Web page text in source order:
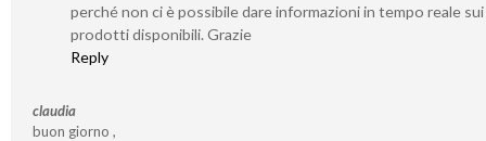
perché non ci è possibile dare informazioni in tempo reale sui
prodotti disponibili. Grazie
Reply
claudia
buon giorno ,